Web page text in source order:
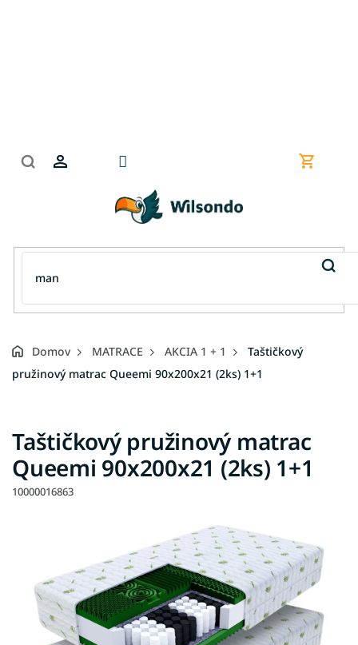
Domov MATRACE AKCIA 1 + 1
Taštičkový
pružinový matrac Queemi 90x200x21 (2ks) 1+1
Taštičkový pružinový matrac
Queemi 90x200x21 (2ks) 1+1
10000016863